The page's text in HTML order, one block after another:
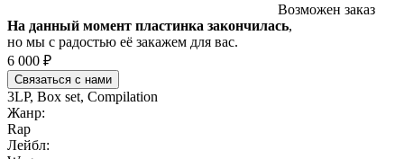
Возможен заказ
На данный момент пластинка закончилась,
но мы с радостью её закажем для вас.
6 000 ₽
Связаться с нами
3LP, Box set, Compilation
Жанр:
Rap
Лейбл: